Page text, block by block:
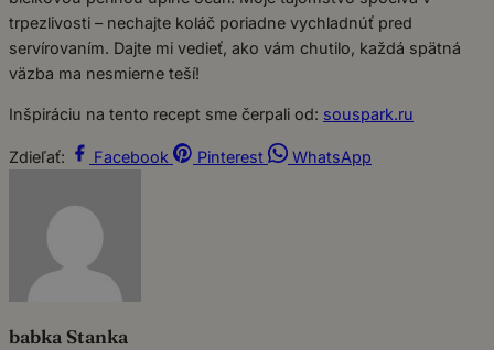
trpezlivosti – nechajte koláč poriadne vychladnúť pred
servírovaním. Dajte mi vedieť, ako vám chutilo, každá spätná
väzba ma nesmierne teší!
Inšpiráciu na tento recept sme čerpali od: souspark.ru
Zdieľať: Facebook Pinterest WhatsApp
babka Stanka